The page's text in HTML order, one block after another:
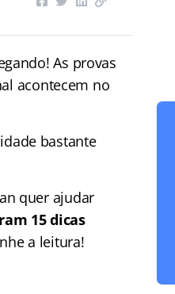
As provas
acontecem no
bastante
quer ajudar
15 dicas
a leitura!